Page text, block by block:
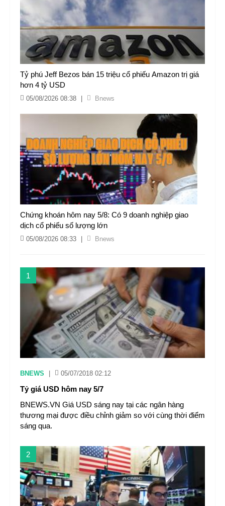
Tỷ phú Jeff Bezos bán 15 triệu cổ phiếu Amazon trị giá
hơn 4 tỷ USD
05/08/2026 08:38 Bnews
Chứng khoán hôm nay 5/8: Có 9 doanh nghiệp giao
dịch cổ phiếu số lượng lớn
05/08/2026 08:33 Bnews
1
BNEWS 05/07/2018 02:12
Tỷ giá USD hôm nay 5/7
BNEWS.VN Giá USD sáng nay tại các ngân hàng
thương mại được điều chỉnh giảm so với cùng thời điểm
sáng qua.
2